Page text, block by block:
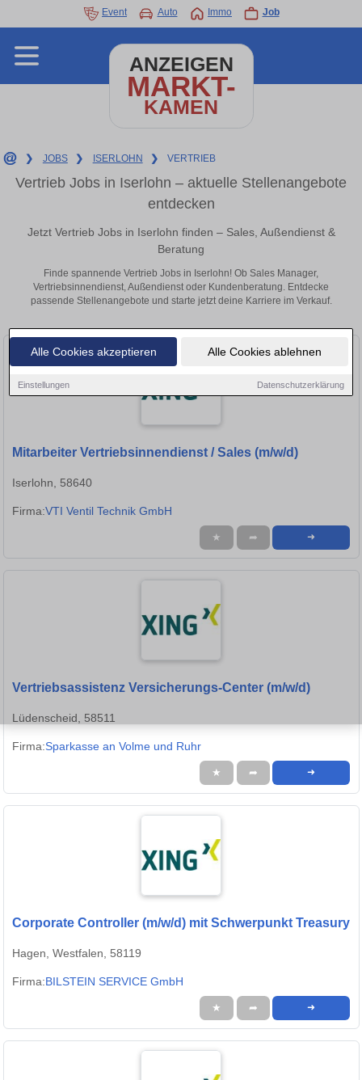
Alle Cookies akzeptieren Alle Cookies ablehnen
Einstellungen Datenschutzerklärung
Event Auto Immo Job
ANZEIGEN
MARKT-
KAMEN
❯ JOBS ❯ ISERLOHN ❯ VERTRIEB
Vertrieb Jobs in Iserlohn – aktuelle Stellenangebote
entdecken
Jetzt Vertrieb Jobs in Iserlohn finden – Sales, Außendienst &
Beratung
Finde spannende Vertrieb Jobs in Iserlohn! Ob Sales Manager,
Vertriebsinnendienst, Außendienst oder Kundenberatung. Entdecke
passende Stellenangebote und starte jetzt deine Karriere im Verkauf.
Mitarbeiter Vertriebsinnendienst / Sales (m/w/d)
Iserlohn, 58640
Firma:VTI Ventil Technik GmbH
★ ➦ ➜
Vertriebsassistenz Versicherungs-Center (m/w/d)
Lüdenscheid, 58511
Firma:Sparkasse an Volme und Ruhr
★ ➦ ➜
Corporate Controller (m/w/d) mit Schwerpunkt Treasury
Hagen, Westfalen, 58119
Firma:BILSTEIN SERVICE GmbH
★ ➦ ➜